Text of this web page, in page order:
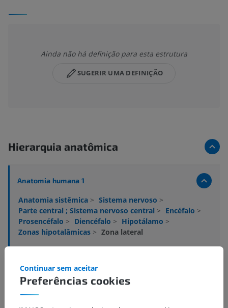
Ainda não há definição para esta estrutura
SUGERIR UMA DEFINIÇÃO
Hierarquia anatômica
Anatomia humana 1
Anatomia sistêmica > Sistema nervoso >
Parte central ; Sistema nervoso central > Encéfalo >
Prosencéfalo > Diencéfalo > Hipotálamo >
Zonas hipotalâmicas > Zona lateral
subjacente para esta parte anatômica
Preferências cookies
Continuar sem aceitar